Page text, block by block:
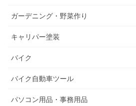
ガーデニング・野菜作り
キャリパー塗装
バイク
バイク自動車ツール
パソコン用品・事務用品